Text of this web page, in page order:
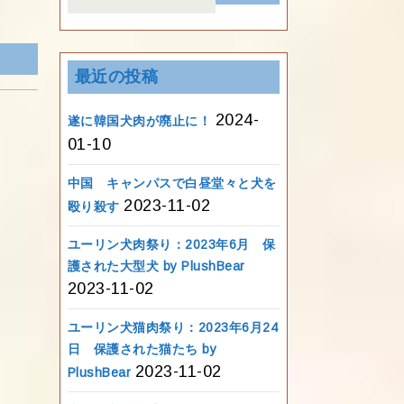
最近の投稿
遂に韓国犬肉が廃止に！
2024-
01-10
中国 キャンパスで白昼堂々と犬を
殴り殺す 2023-11-02
ユーリン犬肉祭り：2023年6月 保
護された大型犬 by PlushBear
2023-11-02
ユーリン犬猫肉祭り：2023年6月24
日 保護された猫たち by
PlushBear 2023-11-02